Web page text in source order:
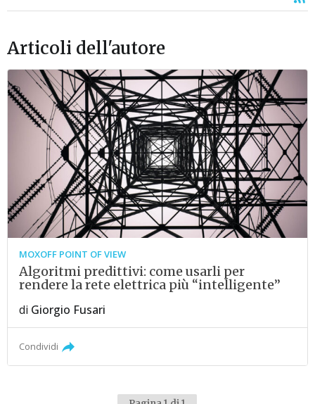
Articoli dell'autore
MOXOFF POINT OF VIEW
Algoritmi predittivi: come usarli per
rendere la rete elettrica più “intelligente”
di Giorgio Fusari
Condividi